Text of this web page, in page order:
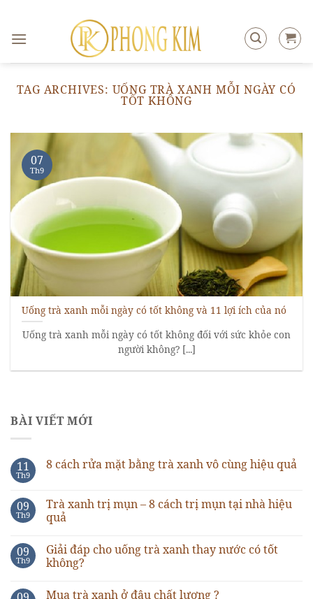
content
TAG ARCHIVES: UỐNG TRÀ XANH MỖI NGÀY CÓ
TỐT KHÔNG
Uống trà xanh mỗi ngày có tốt không và 11 lợi ích của nó
Uống trà xanh mỗi ngày có tốt không đối với sức khỏe con
người không? [...]
07
Th9
BÀI VIẾT MỚI
11
Th9
8 cách rửa mặt bằng trà xanh vô cùng hiệu quả
09
Th9
Trà xanh trị mụn – 8 cách trị mụn tại nhà hiệu
quả
09
Th9
Giải đáp cho uống trà xanh thay nước có tốt
không?
Mua trà xanh ở đâu chất lượng ?